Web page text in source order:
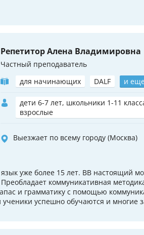
Репетитор Алена Владимировна
Частный преподаватель
для начинающих
DALF и
дети 6-7 лет, школьники 1-11
взрослые
Выезжает по всему городу (Москва)
уже более 15 лет. ВВ настоящий
коммуникативная
и грамматику с помощью
успешно обучаются и многие